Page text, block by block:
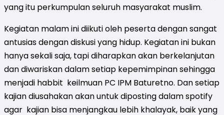
yang itu perkumpulan seluruh masyarakat muslim.
Kegiatan malam ini diikuti oleh peserta dengan sangat
antusias dengan diskusi yang hidup. Kegiatan ini bukan
hanya sekali saja, tapi diharapkan akan berkelanjutan
dan diwariskan dalam setiap kepemimpinan sehingga
menjadi habbit keilmuan PC IPM Baturetno. Dan setiap
kajian diusahakan akan untuk diposting dalam spotify
agar kajian bisa menjangkau lebih khalayak, baik yang